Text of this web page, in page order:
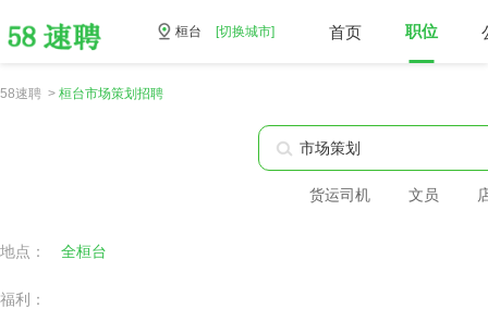
桓台 [切换城市] 首页 职位
58速聘 > 桓台市场策划招聘
货运司机 文员
地点： 全桓台
福利：